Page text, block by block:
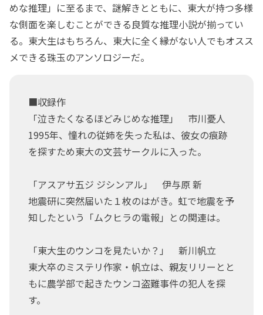
めな推理」に至るまで、謎解きとともに、東大が持つ多様
な側面を楽しむことができる良質な推理小説が揃ってい
る。東大生はもちろん、東大に全く縁がない人でもオスス
メできる珠玉のアンソロジーだ。
■収録作
「泣きたくなるほどみじめな推理」 市川憂人
1995年、憧れの従姉を失った私は、彼女の痕跡
を探すため東大の文芸サークルに入った。
「アスアサ五ジ ジシンアル」 伊与原 新
地震研に突然届いた１枚のはがき。虹で地震を予
知したという「ムクヒラの電報」との関連は。
「東大生のウンコを見たいか？」 新川帆立
東大卒のミステリ作家・帆立は、親友リリーとと
もに農学部で起きたウンコ盗難事件の犯人を探
す。